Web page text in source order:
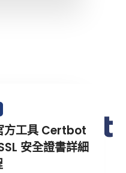
方工具 Certbot
安全證書詳細